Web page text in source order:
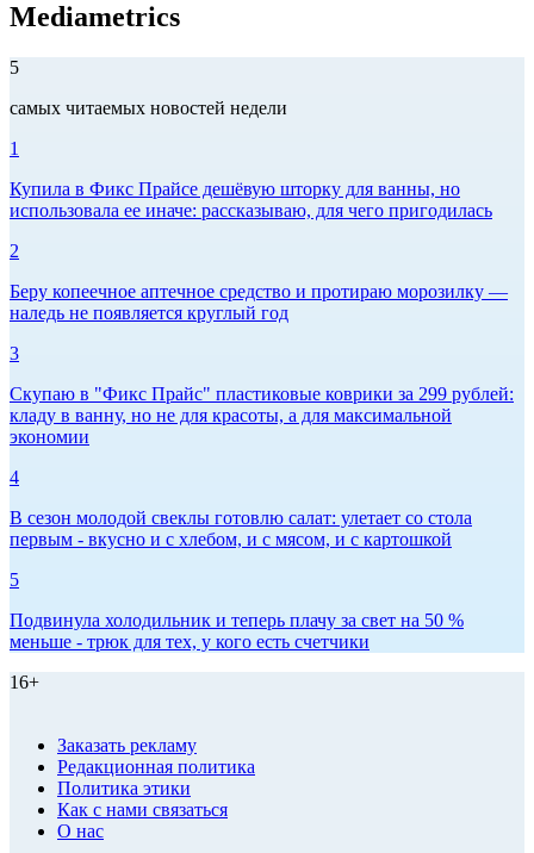
Mediametrics
5
самых читаемых новостей недели
1
Купила в Фикс Прайсе дешёвую шторку для ванны, но
использовала ее иначе: рассказываю, для чего пригодилась
2
Беру копеечное аптечное средство и протираю морозилку —
наледь не появляется круглый год
3
Скупаю в "Фикс Прайс" пластиковые коврики за 299 рублей:
кладу в ванну, но не для красоты, а для максимальной
экономии
4
В сезон молодой свеклы готовлю салат: улетает со стола
первым - вкусно и с хлебом, и с мясом, и с картошкой
5
Подвинула холодильник и теперь плачу за свет на 50 %
меньше - трюк для тех, у кого есть счетчики
16+
Заказать рекламу
Редакционная политика
Политика этики
Как с нами связаться
О нас